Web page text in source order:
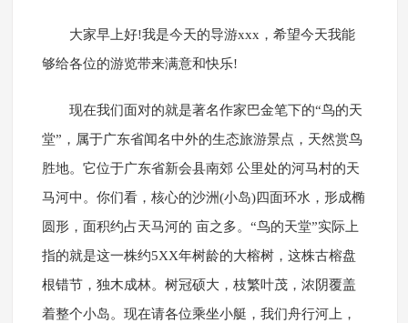
大家早上好!我是今天的导游xxx，希望今天我能
够给各位的游览带来满意和快乐!
现在我们面对的就是著名作家巴金笔下的“鸟的天
堂”，属于广东省闻名中外的生态旅游景点，天然赏鸟
胜地。它位于广东省新会县南郊 公里处的河马村的天
马河中。你们看，核心的沙洲(小岛)四面环水，形成椭
圆形，面积约占天马河的 亩之多。“鸟的天堂”实际上
指的就是这一株约5XX年树龄的大榕树，这株古榕盘
根错节，独木成林。树冠硕大，枝繁叶茂，浓阴覆盖
着整个小岛。现在请各位乘坐小艇，我们舟行河上，